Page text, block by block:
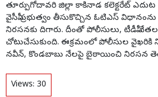
తూర్పుగోదావరి జిల్లా కాకినాడ కలెక్టరేట్‌
వైసీపీ ప్రభుత్వం తీసుకొచ్చిన ఓటిఎస్‌
నిరసనకు దిగారు. దీంతో పోలీసులు, టీడీపీ
చోటుచేసుకుంది. ఈక్రమంలో పోలీసుల వైఖరికి
నవీన్‌, కొండబాబు నేలపై బైఠాయించి నిరసన
Views: 30